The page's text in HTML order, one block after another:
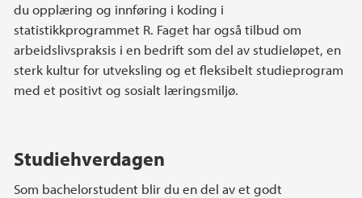
du opplæring og innføring i koding i
statistikkprogrammet R. Faget har også tilbud om
arbeidslivspraksis i en bedrift som del av studieløpet, en
sterk kultur for utveksling og et fleksibelt studieprogram
med et positivt og sosialt læringsmiljø.
Studiehverdagen
Som bachelorstudent blir du en del av et godt